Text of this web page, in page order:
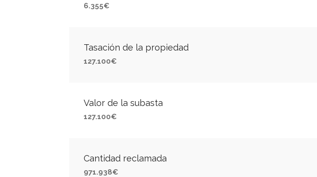
6.355€
Tasación de la propiedad
127.100€
Valor de la subasta
127.100€
Cantidad reclamada
971.938€